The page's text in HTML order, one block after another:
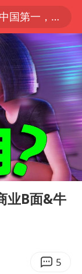
日本发布排名：“中国第一，美日德韩英法居后”
走绝了
穿浙江
情侣在平潭拍日出时坠崖致一死一伤
口碑
泰国初中生饮弹自尽前开了26枪
36岁男演员成景区NPC后人气爆棚
05:42
业B面&牛
5